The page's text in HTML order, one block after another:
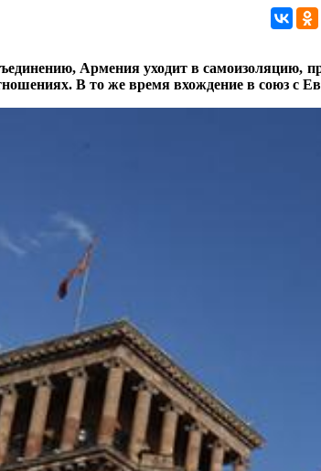
Армения уходит в самоизоляцию,
В то же время вхождение в союз с